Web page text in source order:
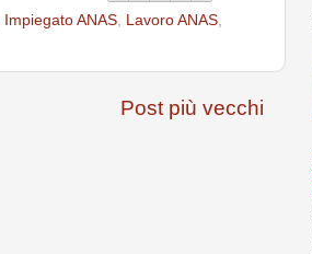
Impiegato ANAS, Lavoro ANAS,
Post più vecchi